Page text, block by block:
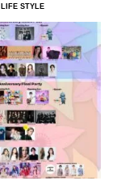
LIFE STYLE